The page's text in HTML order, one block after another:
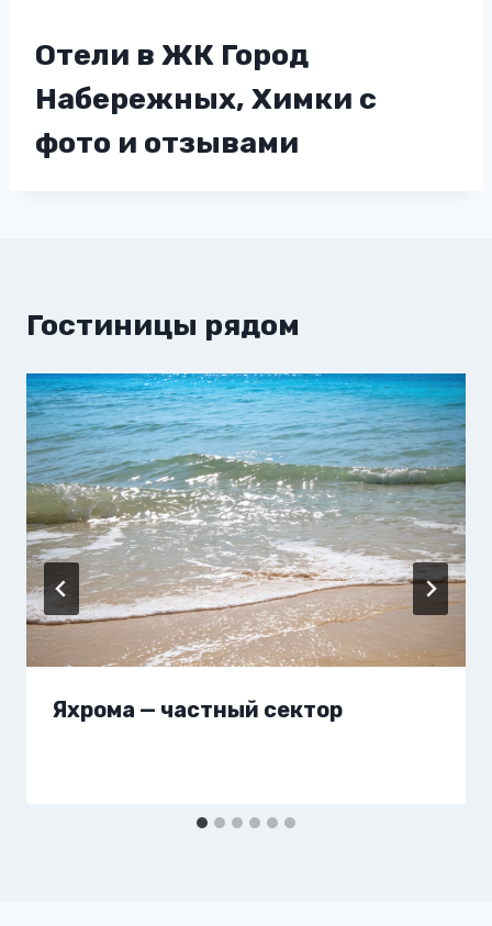
Отели в ЖК Город
Набережных, Химки с
фото и отзывами
Гостиницы рядом
Яхрома — частный сектор